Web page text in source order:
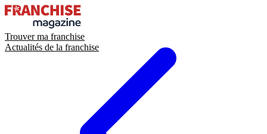
Trouver ma franchise
Actualités de la franchise